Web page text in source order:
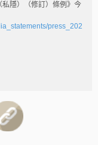
隱）（修訂）條例》今
press_202